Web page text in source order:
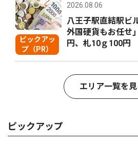
ピックアッ
プ（PR）
2026.08.06
八王子駅直結駅ビ
外国硬貨もお任
円、札10ｇ100円
エリア一覧を見
ピックアップ